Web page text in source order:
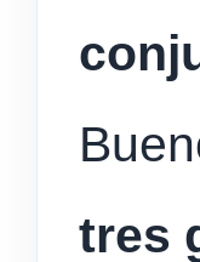
tres